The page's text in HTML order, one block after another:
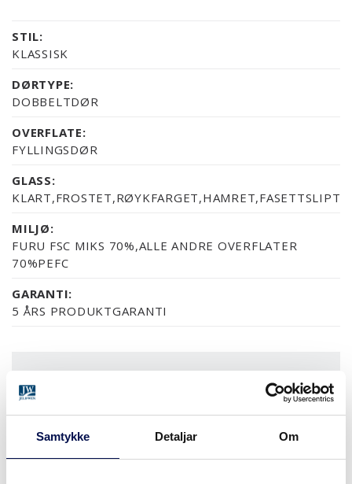
Samtykke Detaljar Om
STIL:
KLASSISK
DØRTYPE:
DOBBELTDØR
OVERFLATE:
FYLLINGSDØR
GLASS:
KLART,FROSTET,RØYKFARGET,HAMRET,FASETTSLIPT
MILJØ:
FURU FSC MIKS 70%,ALLE ANDRE OVERFLATER
70%PEFC
GARANTI:
5 ÅRS PRODUKTGARANTI
MDF/HDF MALTNESTEN ALLE NCS S OG RAL FARGER
FURU